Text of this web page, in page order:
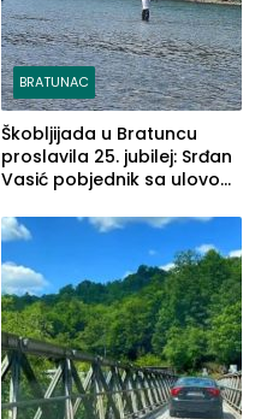
BRATUNAC
Škobljijada u Bratuncu
proslavila 25. jubilej: Srđan
Vasić pobjednik sa ulovom